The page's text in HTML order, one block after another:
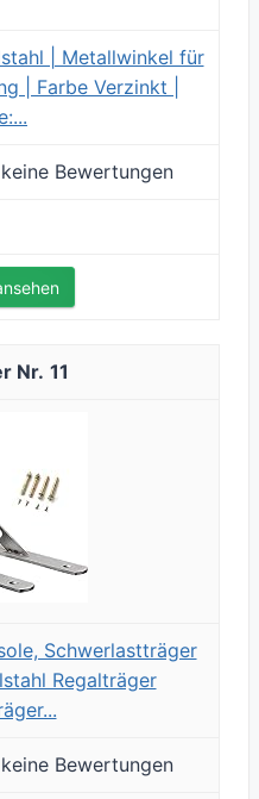
| Metallwinkel für
| Farbe Verzinkt |
Bewertungen
11
Schwerlastträger
Regalträger
Bewertungen